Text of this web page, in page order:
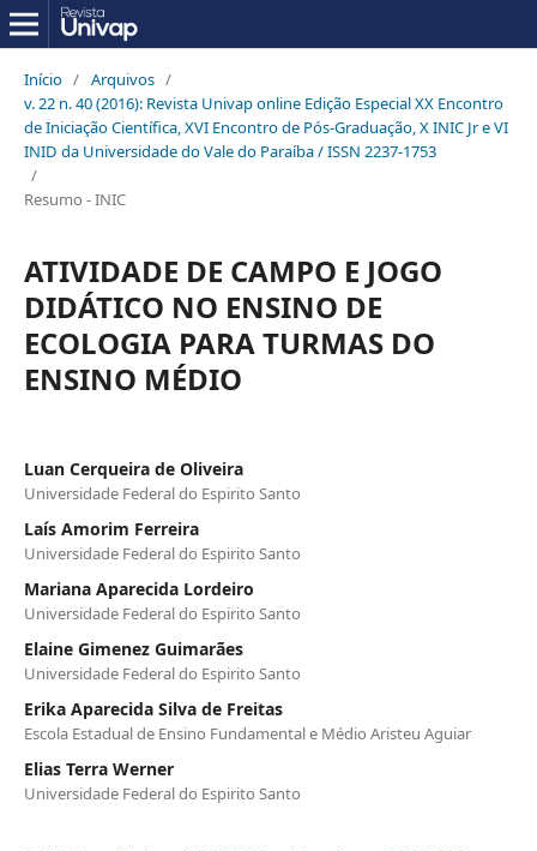
Início / Arquivos /
v. 22 n. 40 (2016): Revista Univap online Edição Especial XX Encontro
de Iniciação Científica, XVI Encontro de Pós-Graduação, X INIC Jr e VI
INID da Universidade do Vale do Paraíba / ISSN 2237-1753
/
Resumo - INIC
ATIVIDADE DE CAMPO E JOGO
DIDÁTICO NO ENSINO DE
ECOLOGIA PARA TURMAS DO
ENSINO MÉDIO
Luan Cerqueira de Oliveira
Universidade Federal do Espirito Santo
Laís Amorim Ferreira
Universidade Federal do Espirito Santo
Mariana Aparecida Lordeiro
Universidade Federal do Espirito Santo
Elaine Gimenez Guimarães
Universidade Federal do Espirito Santo
Erika Aparecida Silva de Freitas
Escola Estadual de Ensino Fundamental e Médio Aristeu Aguiar
Elias Terra Werner
Universidade Federal do Espirito Santo